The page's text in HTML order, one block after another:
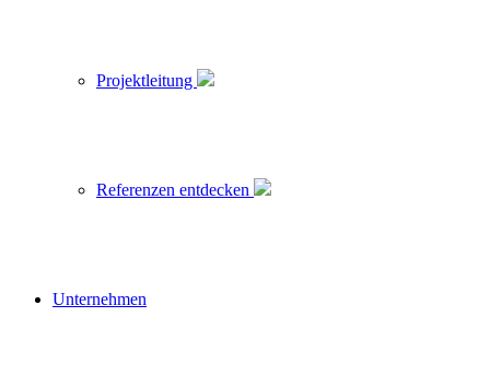
Projektleitung
Referenzen entdecken
Unternehmen